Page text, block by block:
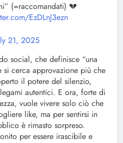
(=raccomandati) 💔
EzDLnJ3ezn
21, 2025
social, che definisce “una
cerca approvazione più che
il potere del silenzio,
autentici. E ora, forte di
vuole vivere solo ciò che
like, ma per sentirsi in
è rimasto sorpreso.
per essere irascibile e